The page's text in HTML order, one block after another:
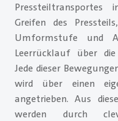
Pressteiltransportes
Greifen des
Umformstufe und
Leerrücklauf über
Jede dieser
wird über einen
angetrieben. Aus
werden durch